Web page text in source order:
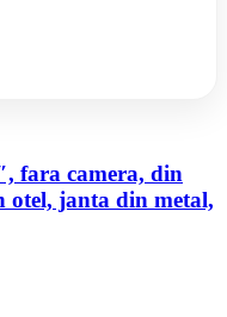
fara camera, din
otel, janta din metal,